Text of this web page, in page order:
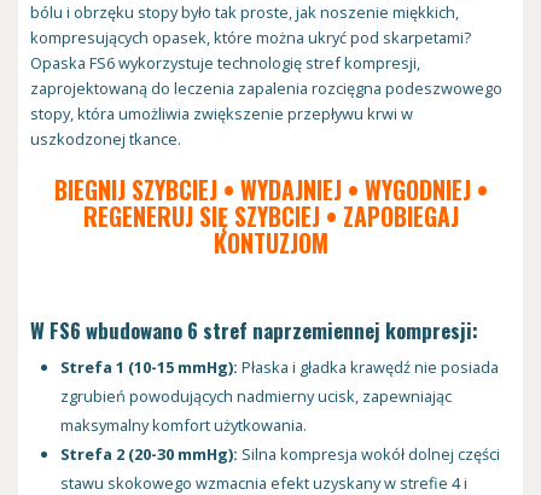
bólu i obrzęku stopy było tak proste, jak noszenie miękkich,
kompresujących opasek, które można ukryć pod skarpetami?
Opaska FS6 wykorzystuje technologię stref kompresji,
zaprojektowaną do leczenia zapalenia rozcięgna podeszwowego
stopy, która umożliwia zwiększenie przepływu krwi w
uszkodzonej tkance.
BIEGNIJ SZYBCIEJ • WYDAJNIEJ • WYGODNIEJ •
REGENERUJ SIĘ SZYBCIEJ • ZAPOBIEGAJ
KONTUZJOM
W FS6 wbudowano 6 stref naprzemiennej kompresji:
Strefa 1 (10-15 mmHg): Płaska i gładka krawędź nie posiada
zgrubień powodujących nadmierny ucisk, zapewniając
maksymalny komfort użytkowania.
Strefa 2 (20-30 mmHg): Silna kompresja wokół dolnej części
stawu skokowego wzmacnia efekt uzyskany w strefie 4 i